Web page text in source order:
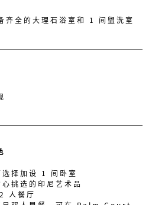
齐全的大理石浴室和 1 间盥洗室
选择加设 1 间卧室
心挑选的印尼艺术品
人餐厅